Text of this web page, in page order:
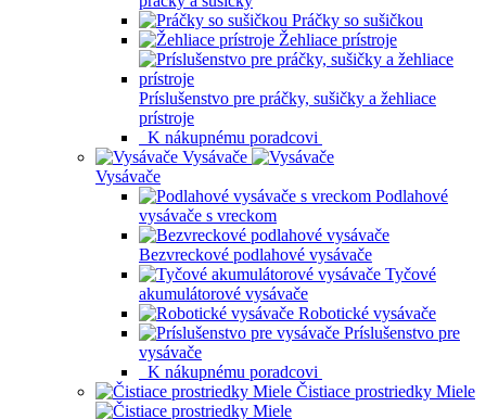
Práčky so sušičkou
Žehliace prístroje
Príslušenstvo pre práčky, sušičky a žehliace
prístroje
K nákupnému poradcovi
Vysávače
Vysávače
Podlahové
vysávače s vreckom
Bezvreckové podlahové vysávače
Tyčové
akumulátorové vysávače
Robotické vysávače
Príslušenstvo pre
vysávače
K nákupnému poradcovi
Čistiace prostriedky Miele